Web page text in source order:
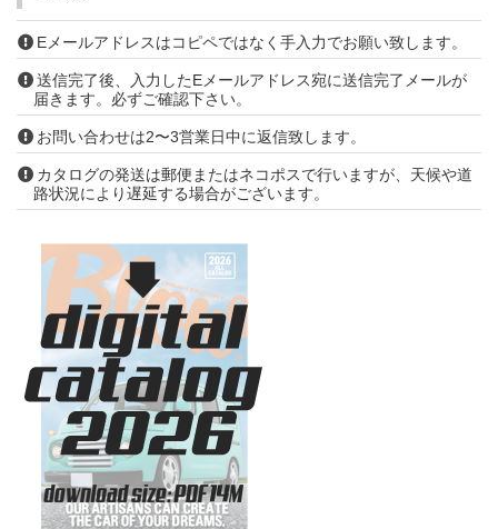
Eメールアドレスはコピペではなく手入力でお願い致します。
送信完了後、入力したEメールアドレス宛に送信完了メールが
届きます。必ずご確認下さい。
お問い合わせは2〜3営業日中に返信致します。
カタログの発送は郵便またはネコポスで行いますが、天候や道
路状況により遅延する場合がございます。